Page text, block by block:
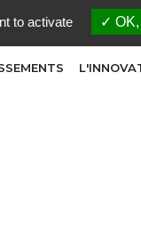
to activate OK,